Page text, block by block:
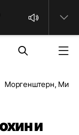
дзен
Моргенштерн,
и